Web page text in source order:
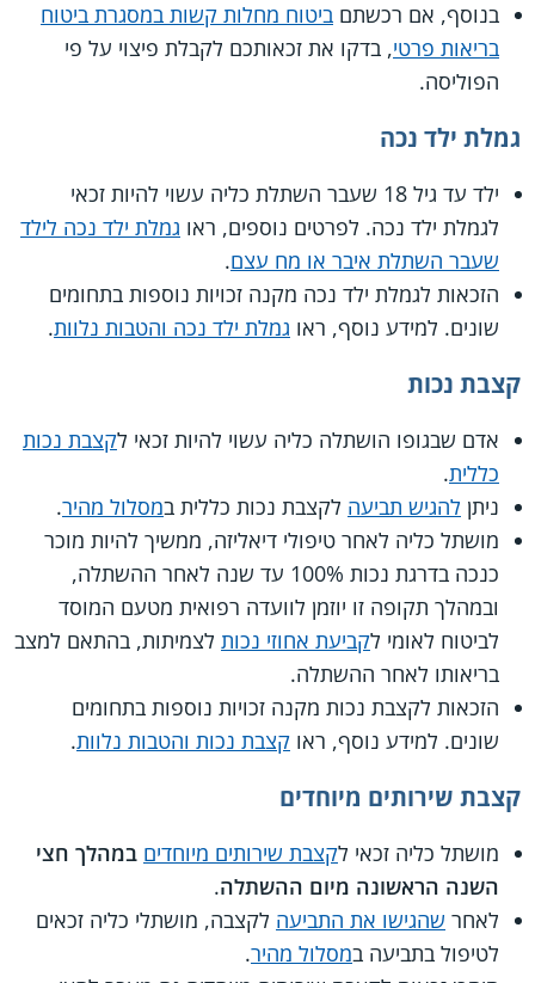
בנוסף, אם רכשתם ביטוח מחלות קשות במסגרת ביטוח
בריאות פרטי, בדקו את זכאותכם לקבלת פיצוי על פי
הפוליסה.
גמלת ילד נכה
ילד עד גיל 18 שעבר השתלת כליה עשוי להיות זכאי
לגמלת ילד נכה. לפרטים נוספים, ראו גמלת ילד נכה לילד
שעבר השתלת איבר או מח עצם.
הזכאות לגמלת ילד נכה מקנה זכויות נוספות בתחומים
שונים. למידע נוסף, ראו גמלת ילד נכה והטבות נלוות.
קצבת נכות
אדם שבגופו הושתלה כליה עשוי להיות זכאי לקצבת נכות
כללית.
ניתן להגיש תביעה לקצבת נכות כללית במסלול מהיר.
מושתל כליה לאחר טיפולי דיאליזה, ממשיך להיות מוכר
כנכה בדרגת נכות 100% עד שנה לאחר ההשתלה,
ובמהלך תקופה זו יוזמן לוועדה רפואית מטעם המוסד
לביטוח לאומי לקביעת אחוזי נכות לצמיתות, בהתאם למצב
בריאותו לאחר ההשתלה.
הזכאות לקצבת נכות מקנה זכויות נוספות בתחומים
שונים. למידע נוסף, ראו קצבת נכות והטבות נלוות.
קצבת שירותים מיוחדים
מושתל כליה זכאי לקצבת שירותים מיוחדים במהלך חצי
השנה הראשונה מיום ההשתלה.
לאחר שהגישו את התביעה לקצבה, מושתלי כליה זכאים
לטיפול בתביעה במסלול מהיר.